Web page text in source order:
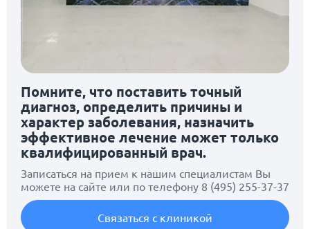
Помните, что поставить точный
диагноз, определить причины и
характер заболевания, назначить
эффективное лечение может только
квалифицированный врач.
Записаться на прием к нашим специалистам Вы
можете на сайте или по телефону 8 (495) 255-37-37
Связаться с клиникой